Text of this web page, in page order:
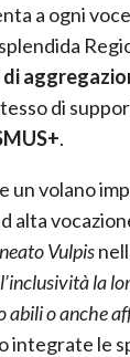
a ogni
di
.
un volano
alta
Vulpis
la
abili o anche
integrate le